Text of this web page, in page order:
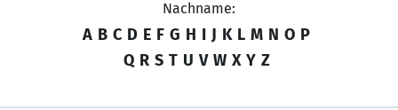
Nachname:
A B C D E F G H I J K L M N O P
Q R S T U V W X Y Z